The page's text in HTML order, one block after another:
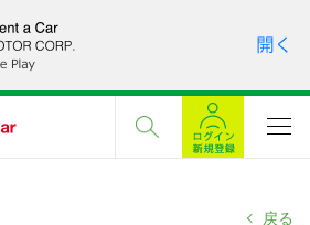
戻る